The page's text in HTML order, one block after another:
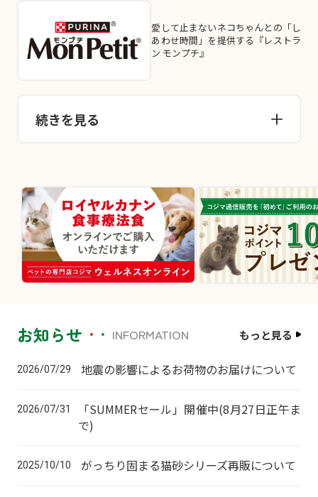
愛して止まないネコちゃんとの「し
あわせ時間」を提供する『レストラ
ン モンプチ』
続きを見る
お知らせ INFORMATION もっと見る
2026/07/29 地震の影響によるお荷物のお届けについて
2026/07/31
「SUMMERセール」開催中(8月27日正午ま
で)
2025/10/10 がっちり固まる猫砂シリーズ再販について